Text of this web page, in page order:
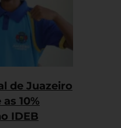
de Juazeiro
10%
IDEB